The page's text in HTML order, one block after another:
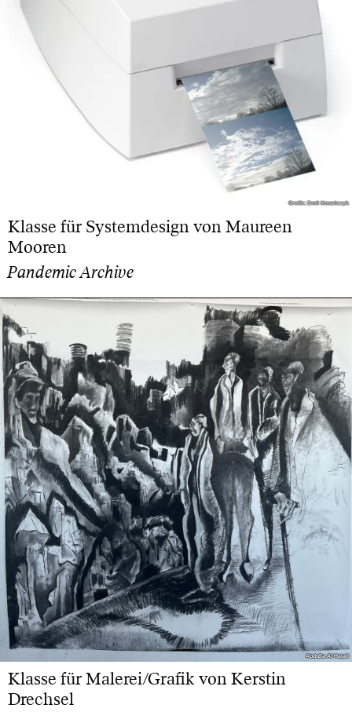
Grafik: Emil Kowalczyk
Grafik: Emil Kowalczyk
Klasse für Systemdesign von Maureen
Mooren
Pandemic Archive
Abdulla Al Hajali
Abdulla Al Hajali
Klasse für Malerei/Grafik von Kerstin
Drechsel